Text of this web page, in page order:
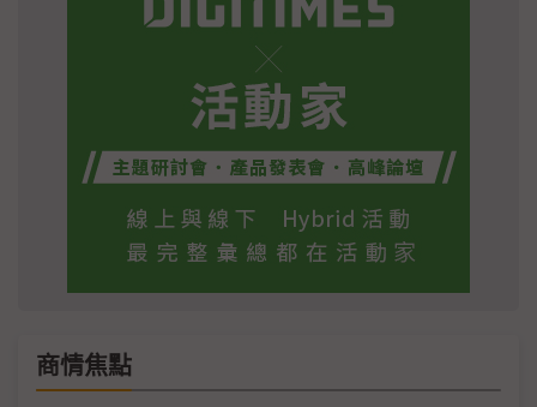
商情焦點